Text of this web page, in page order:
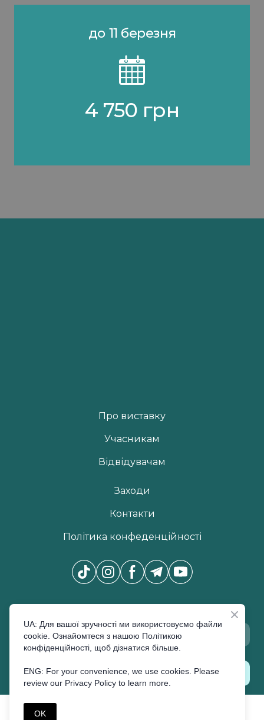
до 11 березня
4 750 грн
Про виставку
Учасникам
Відвідувачам
Заходи
Контакти
Політика конфеденційності
ПІДПИСАТИСЬ
UA: Для вашої зручності ми використовуємо файли
cookie. Ознайомтеся з нашою Політикою
конфіденційності, щоб дізнатися більше.
ENG: For your convenience, we use cookies. Please
review our Privacy Policy to learn more.
OK